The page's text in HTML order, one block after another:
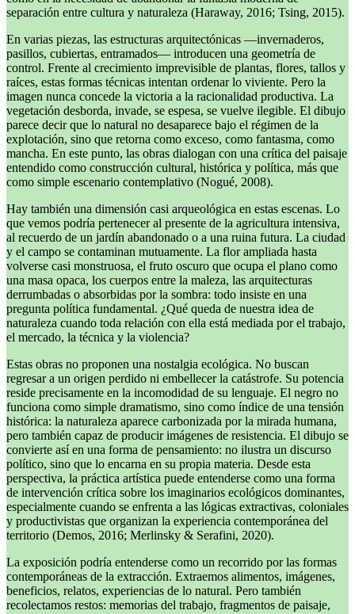
separación entre cultura y naturaleza (Haraway, 2016; Tsing, 2015).
En varias piezas, las estructuras arquitectónicas —invernaderos,
pasillos, cubiertas, entramados— introducen una geometría de
control. Frente al crecimiento imprevisible de plantas, flores, tallos y
raíces, estas formas técnicas intentan ordenar lo viviente. Pero la
imagen nunca concede la victoria a la racionalidad productiva. La
vegetación desborda, invade, se espesa, se vuelve ilegible. El dibujo
parece decir que lo natural no desaparece bajo el régimen de la
explotación, sino que retorna como exceso, como fantasma, como
mancha. En este punto, las obras dialogan con una crítica del paisaje
entendido como construcción cultural, histórica y política, más que
como simple escenario contemplativo (Nogué, 2008).
Hay también una dimensión casi arqueológica en estas escenas. Lo
que vemos podría pertenecer al presente de la agricultura intensiva,
al recuerdo de un jardín abandonado o a una ruina futura. La ciudad
y el campo se contaminan mutuamente. La flor ampliada hasta
volverse casi monstruosa, el fruto oscuro que ocupa el plano como
una masa opaca, los cuerpos entre la maleza, las arquitecturas
derrumbadas o absorbidas por la sombra: todo insiste en una
pregunta política fundamental. ¿Qué queda de nuestra idea de
naturaleza cuando toda relación con ella está mediada por el trabajo,
el mercado, la técnica y la violencia?
Estas obras no proponen una nostalgia ecológica. No buscan
regresar a un origen perdido ni embellecer la catástrofe. Su potencia
reside precisamente en la incomodidad de su lenguaje. El negro no
funciona como simple dramatismo, sino como índice de una tensión
histórica: la naturaleza aparece carbonizada por la mirada humana,
pero también capaz de producir imágenes de resistencia. El dibujo se
convierte así en una forma de pensamiento: no ilustra un discurso
político, sino que lo encarna en su propia materia. Desde esta
perspectiva, la práctica artística puede entenderse como una forma
de intervención crítica sobre los imaginarios ecológicos dominantes,
especialmente cuando se enfrenta a las lógicas extractivas, coloniales
y productivistas que organizan la experiencia contemporánea del
territorio (Demos, 2016; Merlinsky & Serafini, 2020).
La exposición podría entenderse como un recorrido por las formas
contemporáneas de la extracción. Extraemos alimentos, imágenes,
beneficios, relatos, experiencias de lo natural. Pero también
recolectamos restos: memorias del trabajo, fragmentos de paisaje,